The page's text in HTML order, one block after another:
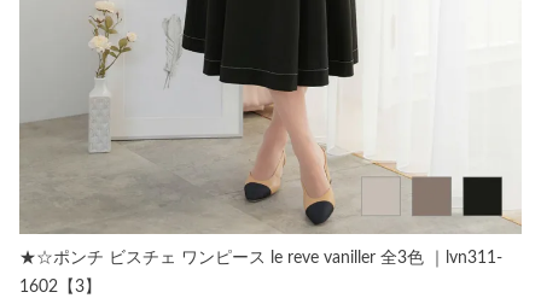
★☆ポンチ ビスチェ ワンピース le reve vaniller 全3色 ｜lvn311-
1602【3】